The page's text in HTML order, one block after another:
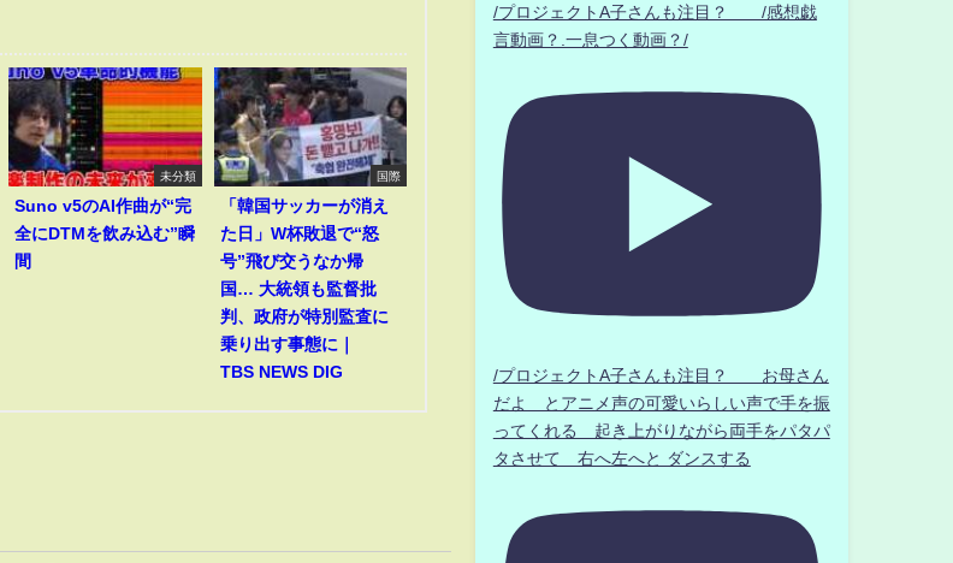
未分類
Suno v5のAI作曲が“完
全にDTMを飲み込む”瞬
間
国際
「韓国サッカーが消え
た日」W杯敗退で“怒
号”飛び交うなか帰
国… 大統領も監督批
判、政府が特別監査に
乗り出す事態に｜
TBS NEWS DIG
/プロジェクトA子さんも注目？ /感想戯
言動画？.一息つく動画？/
/プロジェクトA子さんも注目？ お母さん
だよ とアニメ声の可愛いらしい声で手を振
ってくれる 起き上がりながら両手をパタパ
タさせて 右へ左へと ダンスする